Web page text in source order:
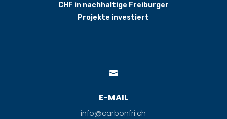
CHF in nachhaltige Freiburger
Projekte investiert

E-MAIL
info@carbonfri.ch